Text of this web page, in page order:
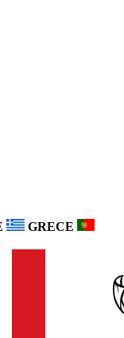
GRECE